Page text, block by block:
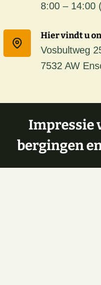
8:00 – 14:00
Hier vindt u
Vosbultweg
7532 AW
Impressie
bergingen